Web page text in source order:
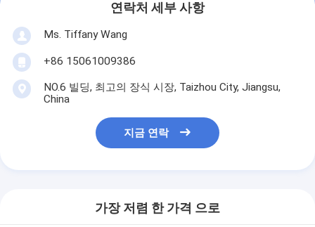
연락처 세부 사항
Ms. Tiffany Wang
+86 15061009386
NO.6 빌딩, 최고의 장식 시장, Taizhou City, Jiangsu,
China
지금 연락
가장 저렴 한 가격 으로